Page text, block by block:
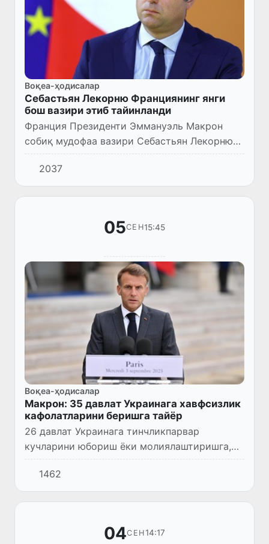
Воқеа-ҳодисалар
Себастьян Лекорню Франциянинг янги
бош вазири этиб тайинланди
Франция Президенти Эммануэль Макрон
собиқ мудофаа вазири Себастьян Лекорнюни
мамлакатнинг янги бош вазири этиб
тайинлади.
2037
05СЕН15:45
Воқеа-ҳодисалар
Макрон: 35 давлат Украинага хавфсизлик
кафолатларини беришга тайёр
26 давлат Украинага тинчликпарвар
кучларини юбориш ёки молиялаштиришга,
35 давлат эса Украинага хавфсизлик
кафолатларини беришга рози бўлди.
1462
04СЕН14:17